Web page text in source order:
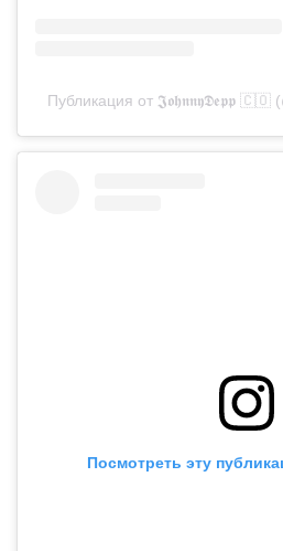
Публикация от 𝕵𝖔𝖍𝖓𝖓𝖞𝕯𝖊𝖕𝖕 🇨🇴
Посмотреть эту